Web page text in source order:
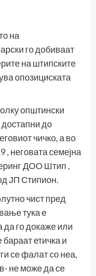
на
го добиваат
на штипските
опозициската
општински
до
чичко, а во
, неговата семејна
ДОО Штип ,
ЈП Стипион.
чист пред
тука е
да го докаже или
етичка и
се фалат со неа,
не може да се